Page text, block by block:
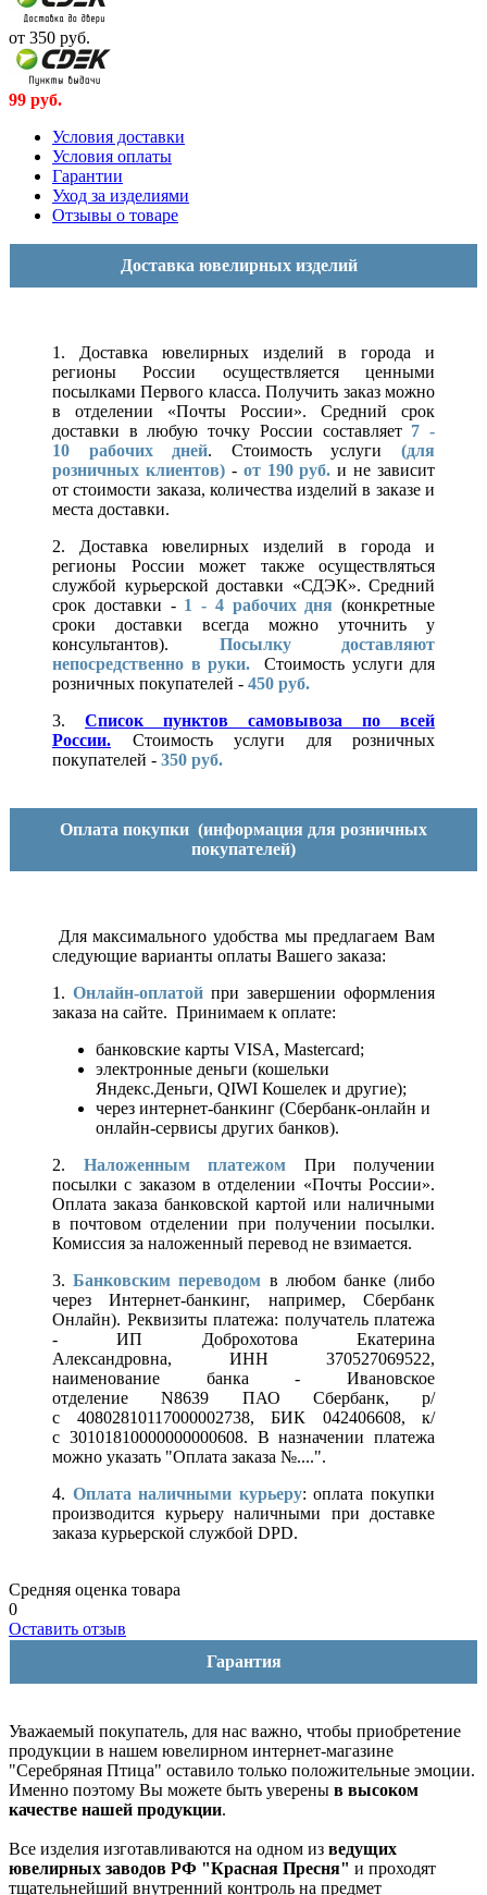
от 350 руб.
99 руб.
Условия доставки
Условия оплаты
Гарантии
Уход за изделиями
Отзывы о товаре
Доставка ювелирных изделий
1. Доставка ювелирных изделий в города и
регионы России осуществляется ценными
посылками Первого класса. Получить заказ можно
в отделении «Почты России». Средний срок
доставки в любую точку России составляет 7 -
10 рабочих дней. Стоимость услуги(для
розничных клиентов)- от 190 руб. и не зависит
от стоимости заказа, количества изделий в заказе и
места доставки.
2. Доставка ювелирных изделий в города и
регионы России может также осуществляться
службой курьерской доставки «СДЭК». Средний
срок доставки - 1 - 4 рабочих дня (конкретные
сроки доставки всегда можно уточнить у
консультантов). Посылку доставляют
непосредственно в руки.
Стоимость услуги для
розничных покупателей - 450 руб.
3. Список пунктов самовывоза по всей
России.
Стоимость услуги для розничных
покупателей - 350 руб.
Оплата покупки (информация для розничных
покупателей)
Для максимального удобства мы предлагаем Вам
следующие варианты оплаты Вашего заказа:
1. Онлайн-оплатой при завершении оформления
заказа на сайте. Принимаем к оплате:
банковские карты VISA, Mastercard;
электронные деньги (кошельки
Яндекс.Деньги, QIWI Кошелек и другие);
через интернет-банкинг (Сбербанк-онлайн и
онлайн-сервисы других банков).
2. Наложенным платежом При получении
посылки с заказом в отделении «Почты России».
Оплата заказа банковской картой или наличными
в почтовом отделении при получении посылки.
Комиссия за наложенный перевод не взимается.
3.Банковским переводом в любом банке (либо
через Интернет-банкинг, например, Сбербанк
Онлайн). Реквизиты платежа: получатель платежа
- ИП Доброхотова Екатерина
Александровна, ИНН 370527069522,
наименование банка - Ивановское
отделение N8639 ПАО Сбербанк, р/
с 40802810117000002738, БИК 042406608, к/
с 30101810000000000608. В назначении платежа
можно указать "Оплата заказа №....".
4. Оплата наличными курьеру: оплата покупки
производится курьеру наличными при доставке
заказа курьерской службой DPD.
Средняя оценка товара
0
Оставить отзыв
Гарантия
Уважаемый покупатель, для нас важно, чтобы приобретение
продукции в нашем ювелирном интернет-магазине
"Серебряная Птица" оставило только положительные эмоции.
Именно поэтому Вы можете быть уверены в высоком
качестве нашей продукции.
Все изделия изготавливаются на одном из ведущих
ювелирных заводов РФ "Красная Пресня" и проходят
тщательнейший внутренний контроль на предмет